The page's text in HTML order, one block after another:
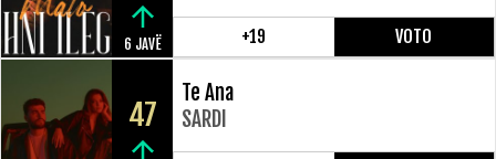
6 JAVË +19 VOTO
47
Te Ana
SARDI